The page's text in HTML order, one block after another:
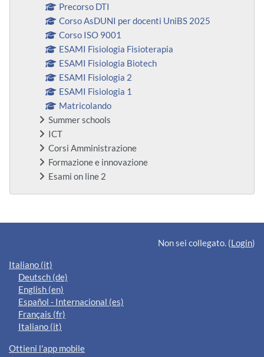
Precorso DTI
Corso AsDUNI per docenti UniBS 2025
Corso ISO 9001
ESAMI Fisiologia Fisioterapia
ESAMI Fisiologia Biotech
ESAMI Fisiologia 2
ESAMI Fisiologia 1
Matricolando
Summer schools
ICT
Corsi Amministrazione
Formazione e innovazione
Esami on line 2
Blocchi supplementari
Non sei collegato. (Login)
Italiano ‎(it)‎
Deutsch ‎(de)‎
English ‎(en)‎
Español - Internacional ‎(es)‎
Français ‎(fr)‎
Italiano ‎(it)‎
Ottieni l'app mobile